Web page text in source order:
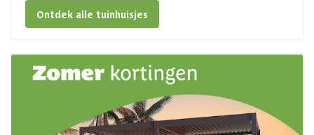
Ontdek alle tuinhuisjes